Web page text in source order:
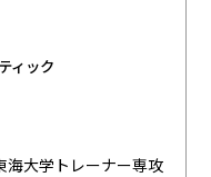
ィック
海大学トレーナー専攻